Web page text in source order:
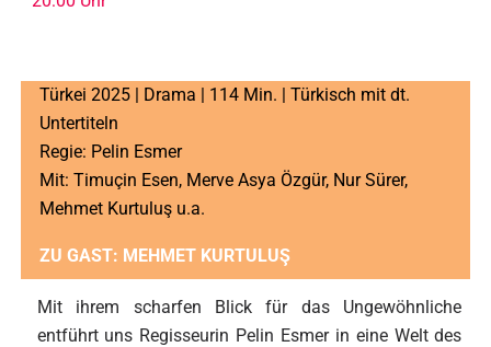
Türkei 2025 | Drama | 114 Min. | Türkisch mit dt.
Untertiteln
Regie: Pelin Esmer
Mit: Timuçin Esen, Merve Asya Özgür, Nur Sürer,
Mehmet Kurtuluş u.a.
ZU GAST: MEHMET KURTULUŞ
Mit ihrem scharfen Blick für das Ungewöhnliche
entführt uns Regisseurin Pelin Esmer in eine Welt des